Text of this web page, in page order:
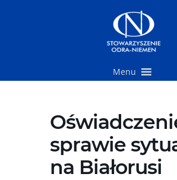
Menu
sprawie
na Białorusi